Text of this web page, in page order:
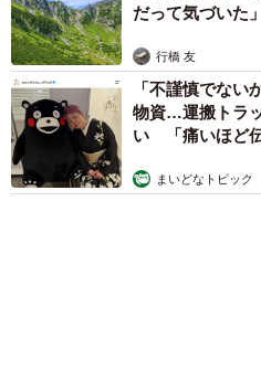
これはたくさんあります。文
あったりいろいろな状況があ
も仕方がないなあとも思って
ます。
＜てぃーえーさん関連情報＞
森岡 浩
姓氏研究家
「かわいいスト
ん坊な元保護猫
梨木 香奈